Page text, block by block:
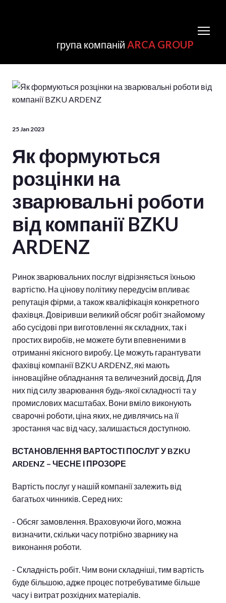
група компаній ARCA GROUP
25 Jan 2023
Як формуються
розцінки на
зварювальні роботи
від компанії BZKU
ARDENZ
Ринок зварювальних послуг відрізняється їхньою
вартістю. На цінову політику передусім впливає
репутація фірми, а також кваліфікація конкретного
фахівця. Довіривши великий обсяг робіт знайомому
або сусідові при виготовленні як складних, так і
простих виробів, не можете бути впевненими в
отриманні якісного виробу. Це можуть гарантувати
фахівці компанії BZKU ARDENZ, які мають
інноваційне обладнання та величезний досвід. Для
них під силу зварювання будь-якої складності та у
промислових масштабах. Вони вміло виконують
сварочні роботи, ціна яких, не дивлячись на її
зростання час від часу, залишається доступною.
ВСТАНОВЛЕННЯ ВАРТОСТІ ПОСЛУГ У BZKU
ARDENZ – ЧЕСНЕ І ПРОЗОРЕ
Вартість послуг у нашій компанії залежить від
багатьох чинників. Серед них:
- Обсяг замовлення. Враховуючи його, можна
визначити, скільки часу потрібно зварнику на
виконання роботи.
- Складність робіт. Чим вони складніші, тим вартість
буде більшою, адже процес потребуватиме більше
часу і витрат розхідних матеріалів.